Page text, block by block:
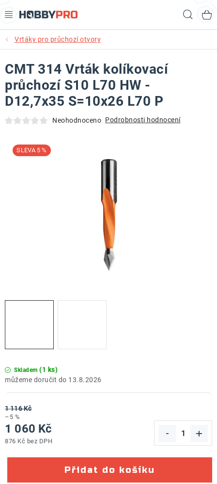
na
AKCE
PRODUKTY
PRODUKTY RECORD POWER
PRODUKTY BENET
KURZY SOUSTRUŽENÍ DŘEVA
Obchodní podmínky
Podmínky ochrany osobních údajů
Vrtáky pro průchozí otvory
Skladem (1 ks)
13.8.2026
1 116 Kč
–5 %
1 060 Kč
876 Kč bez DPH
Přidat do košíku
CMT 314 Vrták kolíkovací
průchozí S10 L70 HW -
D12,7x35 S=10x26 L70 P
Neohodnoceno Podrobnosti hodnocení
5 %